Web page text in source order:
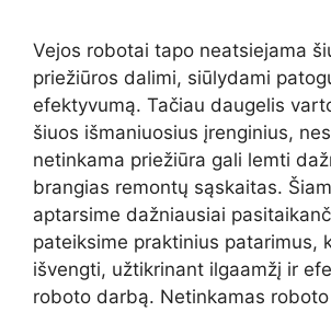
Vejos robotai tapo neatsiejama
priežiūros dalimi, siūlydami
efektyvumą. Tačiau daugelis
šiuos išmaniuosius įrenginius,
netinkama priežiūra gali lemti
brangias remontų sąskaitas.
aptarsime dažniausiai
pateiksime praktinius patarimus,
išvengti, užtikrinant ilgaamžį ir
roboto darbą. Netinkamas